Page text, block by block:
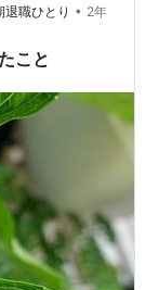
ていて、11月
ただ、ここで
職ひとり • 2年
こと